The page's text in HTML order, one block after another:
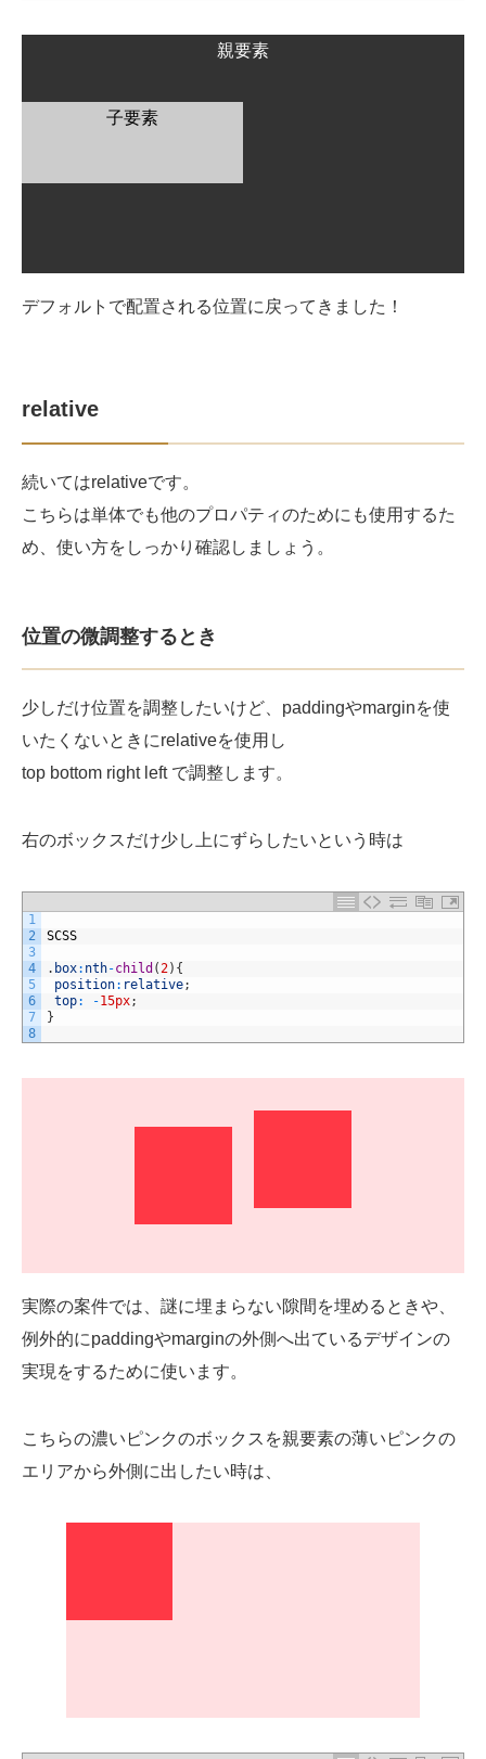
親要素
子要素
デフォルトで配置される位置に戻ってきました！
relative
続いてはrelativeです。
こちらは単体でも他のプロパティのためにも使用するた
め、使い方をしっかり確認しましょう。
位置の微調整するとき
少しだけ位置を調整したいけど、paddingやmarginを使
いたくないときにrelativeを使用し
top bottom right left で調整します。
右のボックスだけ少し上にずらしたいという時は
1
2
3
4
5
6
7
8
SCSS
. box: nth-child (2) {
position: relative;
top: -15px;
}
実際の案件では、謎に埋まらない隙間を埋めるときや、
例外的にpaddingやmarginの外側へ出ているデザインの
実現をするために使います。
こちらの濃いピンクのボックスを親要素の薄いピンクの
エリアから外側に出したい時は、